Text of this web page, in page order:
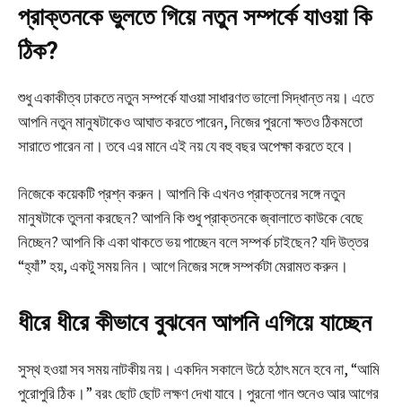
প্রাক্তনকে ভুলতে গিয়ে নতুন সম্পর্কে যাওয়া কি
ঠিক?
শুধু একাকীত্ব ঢাকতে নতুন সম্পর্কে যাওয়া সাধারণত ভালো সিদ্ধান্ত নয়। এতে
আপনি নতুন মানুষটাকেও আঘাত করতে পারেন, নিজের পুরনো ক্ষতও ঠিকমতো
সারাতে পারেন না। তবে এর মানে এই নয় যে বহু বছর অপেক্ষা করতে হবে।
নিজেকে কয়েকটি প্রশ্ন করুন। আপনি কি এখনও প্রাক্তনের সঙ্গে নতুন
মানুষটাকে তুলনা করছেন? আপনি কি শুধু প্রাক্তনকে জ্বালাতে কাউকে বেছে
নিচ্ছেন? আপনি কি একা থাকতে ভয় পাচ্ছেন বলে সম্পর্ক চাইছেন? যদি উত্তর
“হ্যাঁ” হয়, একটু সময় নিন। আগে নিজের সঙ্গে সম্পর্কটা মেরামত করুন।
ধীরে ধীরে কীভাবে বুঝবেন আপনি এগিয়ে যাচ্ছেন
সুস্থ হওয়া সব সময় নাটকীয় নয়। একদিন সকালে উঠে হঠাৎ মনে হবে না, “আমি
পুরোপুরি ঠিক।” বরং ছোট ছোট লক্ষণ দেখা যাবে। পুরনো গান শুনেও আর আগের